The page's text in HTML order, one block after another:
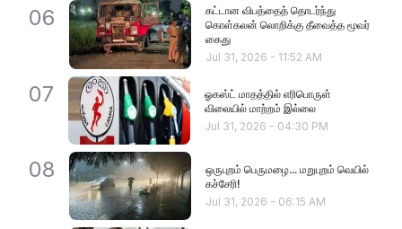
06
கட்டான விபத்தைத் தொடர்ந்து
கொள்கலன் லொறிக்கு தீவைத்த மூவர்
கைது
Jul 31, 2026 - 11:52 AM
07
ஓகஸ்ட் மாதத்தில் எரிபொருள்
விலையில் மாற்றம் இல்லை
Jul 31, 2026 - 04:30 PM
08
ஒருபுறம் பெருமழை... மறுபுறம் வெயில்
கச்சேரி!
Jul 31, 2026 - 06:15 AM